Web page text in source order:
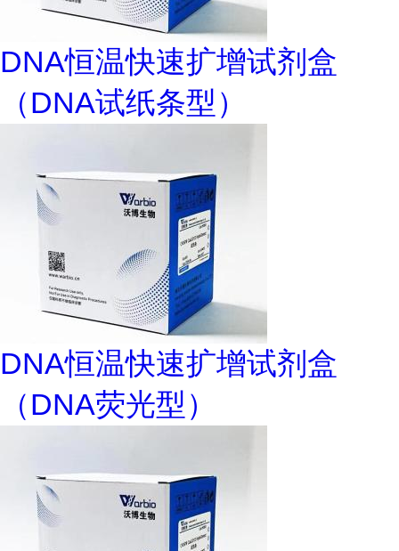
DNA恒温快速扩增试剂盒
（DNA试纸条型）
DNA恒温快速扩增试剂盒
（DNA荧光型）